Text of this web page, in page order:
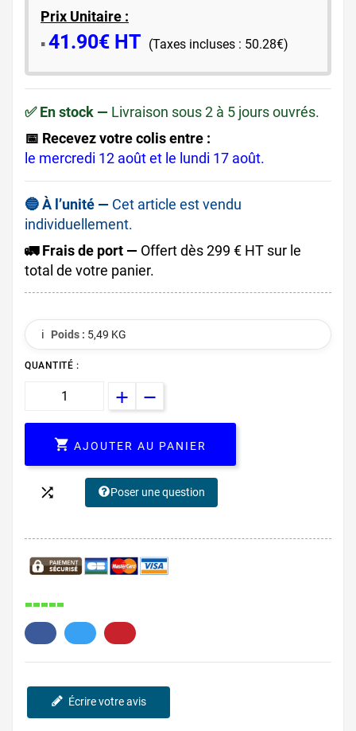
Prix Unitaire :
​▪️​41.90€ HT (Taxes incluses : 50.28€)
✅ En stock — Livraison sous 2 à 5 jours ouvrés.
📅 Recevez votre colis entre :
le mercredi 12 août et le lundi 17 août.
🔵 À l’unité — Cet article est vendu
individuellement.
🚛 Frais de port — Offert dès 299 € HT sur le
total de votre panier.
ℹ️ Poids : 5,49 KG
QUANTITÉ :
 AJOUTER AU PANIER
 Poser une question
Écrire votre avis